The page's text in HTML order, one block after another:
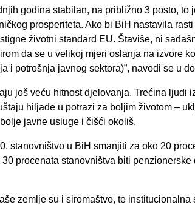
godina stabilan, na približno 3 posto, to
prosperiteta. Ako bi BiH nastavila
životni standard EU. Štaviše, ni
da se u velikoj mjeri oslanja na izvore
i potrošnja javnog sektora)”, navodi se u
još veću hitnost djelovanja. Trećina ljudi
hiljade u potrazi za boljim životom –
javne usluge i čišći okoliš.
stanovništvo u BiH smanjiti za oko 20
procenata stanovništva biti penzionerske
zemlje su i siromaštvo, te institucionalna